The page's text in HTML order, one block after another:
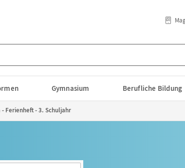
Gymnasium Berufliche Bildung
Ferienheft - 3. Schuljahr